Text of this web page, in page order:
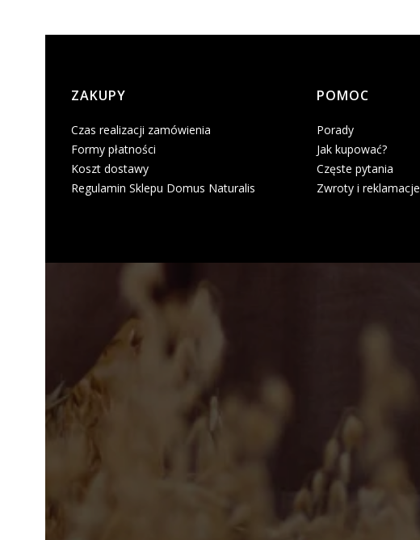
Linki w stopce
ZAKUPY
Czas realizacji zamówienia
Formy płatności
Koszt dostawy
Regulamin Sklepu Domus Naturalis
POMOC
Porady
Jak kupować?
Częste pytania
Zwroty i reklamacje